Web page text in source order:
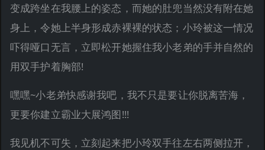
变成跨坐在我腰上的姿态，而她的肚兜当然没有附在她
身上，令她上半身形成赤裸裸的状态；小玲被这一情况
吓得哑口无言，立即松开她握住我小老弟的手并自然的
用双手护着胸部!
嘿嘿~小老弟快感谢我吧，我不只是要让你脱离苦海，
更要你建立霸业大展鸿图!!!
我见机不可失，立刻起来把小玲双手往左右两侧拉开，